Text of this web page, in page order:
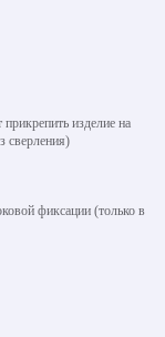
изделие на
сверления)
фиксации (только в